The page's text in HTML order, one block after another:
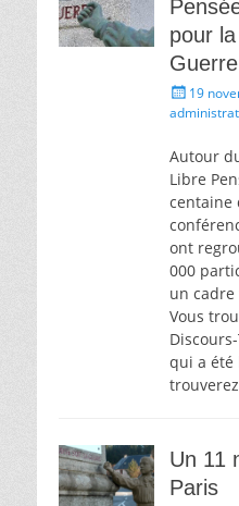
pour
Guerre
Écrit
le
19
Autour
Libre
centaine
ont
000
un
Vous
qui a été
Un 11
Paris